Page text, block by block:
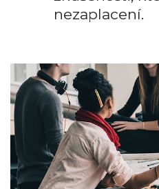
nezaplacení.